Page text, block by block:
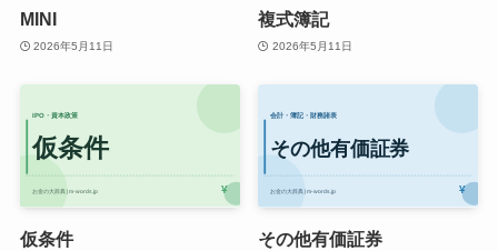
MINI
2026年5月11日
複式簿記
2026年5月11日
仮条件 その他有価証券